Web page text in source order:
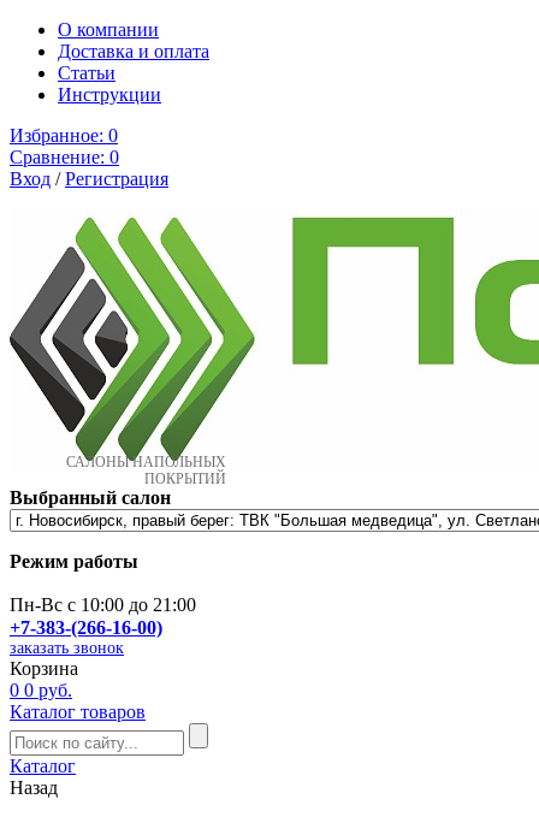
О компании
Доставка и оплата
Cтатьи
Инструкции
Избранное: 0
Сравнение: 0
Вход /Регистрация
САЛОНЫ НАПОЛЬНЫХ
ПОКРЫТИЙ
Выбранный салон
Режим работы
Пн-Вс с 10:00 до 21:00
+7-383-(266-16-00)
заказать звонок
Корзина
0 0 руб.
Каталог товаров
Каталог
Назад